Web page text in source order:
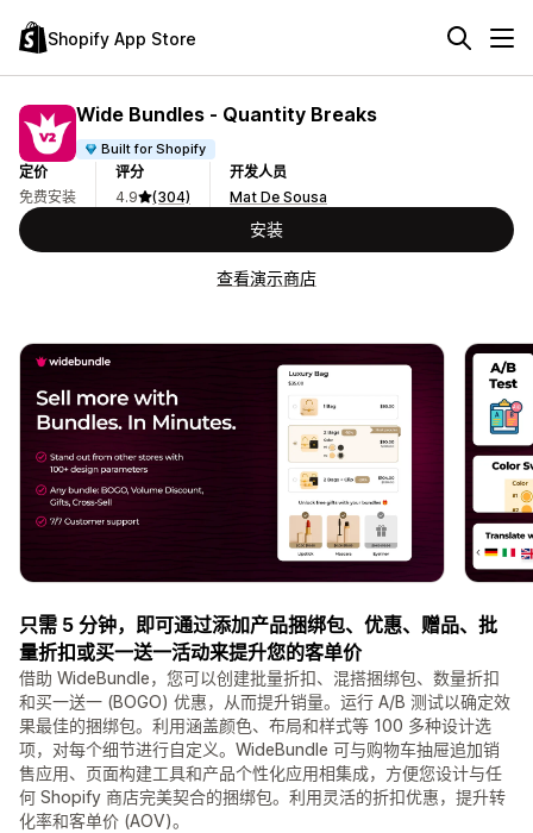
Shopify App Store
Wide Bundles ‑ Quantity Breaks
Built for Shopify
定价
免费安装
评分
4.9
(304)
开发人员
Mat De Sousa
安装
查看演示商店
只需 5 分钟，即可通过添加产品捆绑包、优惠、赠品、批
量折扣或买一送一活动来提升您的客单价
借助 WideBundle，您可以创建批量折扣、混搭捆绑包、数量折扣
和买一送一 (BOGO) 优惠，从而提升销量。运行 A/B 测试以确定效
果最佳的捆绑包。利用涵盖颜色、布局和样式等 100 多种设计选
项，对每个细节进行自定义。WideBundle 可与购物车抽屉追加销
售应用、页面构建工具和产品个性化应用相集成，方便您设计与任
何 Shopify 商店完美契合的捆绑包。利用灵活的折扣优惠，提升转
化率和客单价 (AOV)。